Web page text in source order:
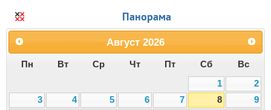
Панорама
Август 2026
Пн Вт Ср Чт Пт Сб
Вс
1
2
3
4 5 6 7 8
9